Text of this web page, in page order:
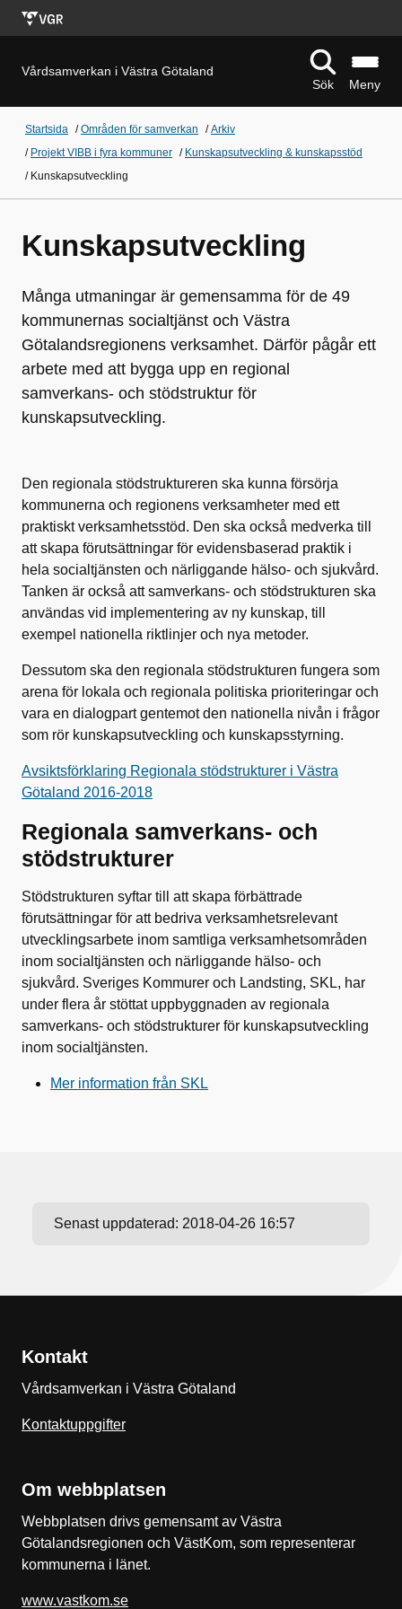
Vårdsamverkan i Västra Götaland
Sök
Meny
Startsida /Områden för samverkan /Arkiv
/ Projekt VIBB i fyra kommuner / Kunskapsutveckling & kunskapsstöd
/ Kunskapsutveckling
Kunskapsutveckling
Många utmaningar är gemensamma för de 49
kommunernas socialtjänst och Västra
Götalandsregionens verksamhet. Därför pågår ett
arbete med att bygga upp en regional
samverkans- och stödstruktur för
kunskapsutveckling.
Den regionala stödstruktureren ska kunna försörja
kommunerna och regionens verksamheter med ett
praktiskt verksamhetsstöd. Den ska också medverka till
att skapa förutsättningar för evidensbaserad praktik i
hela socialtjänsten och närliggande hälso- och sjukvård.
Tanken är också att samverkans- och stödstrukturen ska
användas vid implementering av ny kunskap, till
exempel nationella riktlinjer och nya metoder.
Dessutom ska den regionala stödstrukturen fungera som
arena för lokala och regionala politiska prioriteringar och
vara en dialogpart gentemot den nationella nivån i frågor
som rör kunskapsutveckling och kunskapsstyrning.
Avsiktsförklaring Regionala stödstrukturer i Västra
Götaland 2016-2018
Regionala samverkans- och
stödstrukturer
Stödstrukturen syftar till att skapa förbättrade
förutsättningar för att bedriva verksamhetsrelevant
utvecklingsarbete inom samtliga verksamhetsområden
inom socialtjänsten och närliggande hälso- och
sjukvård. Sveriges Kommurer och Landsting, SKL, har
under flera år stöttat uppbyggnaden av regionala
samverkans- och stödstrukturer för kunskapsutveckling
inom socialtjänsten.
Mer information från SKL
Senast uppdaterad: 2018-04-26 16:57
Kontakt
Vårdsamverkan i Västra Götaland
Kontaktuppgifter
Om webbplatsen
Webbplatsen drivs gemensamt av Västra
Götalandsregionen och VästKom, som representerar
kommunerna i länet.
www.vastkom.se